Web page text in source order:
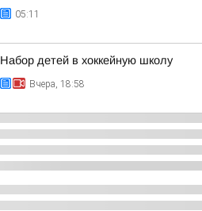
05:11
Набор детей в хоккейную школу
Вчера, 18:58